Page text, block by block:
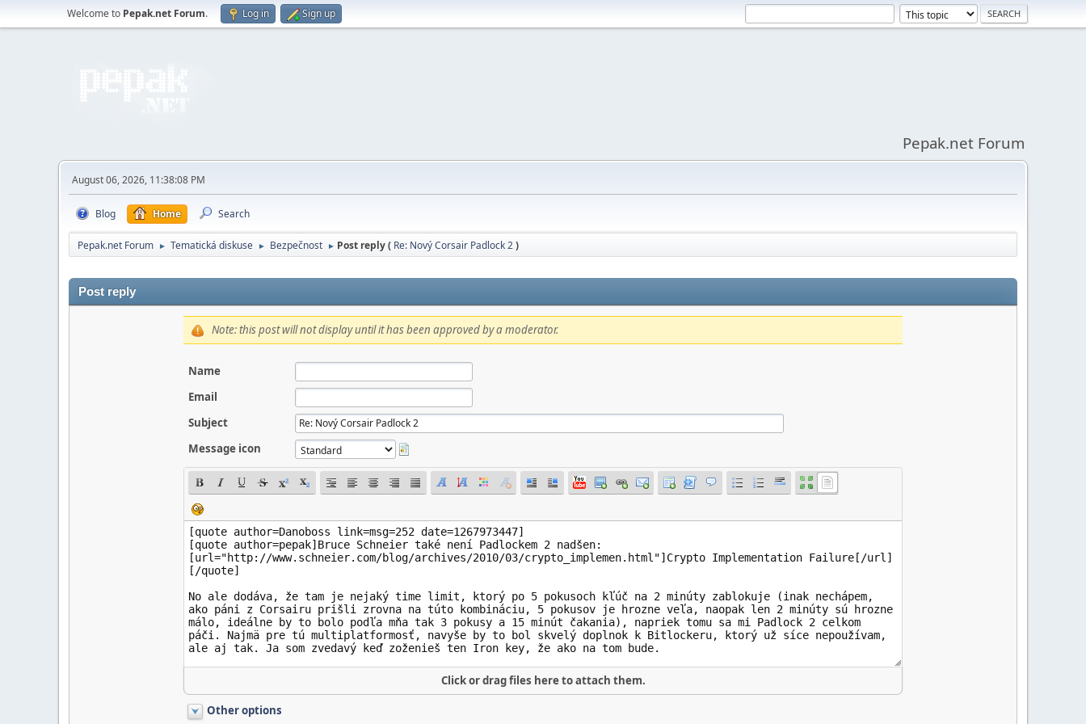
Welcome to Pepak.net Forum. Log in Sign up
Pepak.net Forum
August 06, 2026, 11:38:08 PM
Blog Home Search
Pepak.net Forum ► Tematická diskuse ► Bezpečnost ► Post reply ( Re: Nový Corsair Padlock 2)
Post reply
Note: this post will not display until it has been approved by a moderator.
Name
Email
Subject
Message icon
Click or drag files here to attach them.
Other options